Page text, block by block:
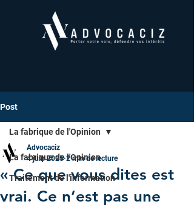
Post
La fabrique de l'Opinion
Traitement de l'information
La fabrique de l'Opinion
« Ce que vous dites est
vrai. Ce n’est pas une
Advocaciz
4 juin 2025 2 min de lecture